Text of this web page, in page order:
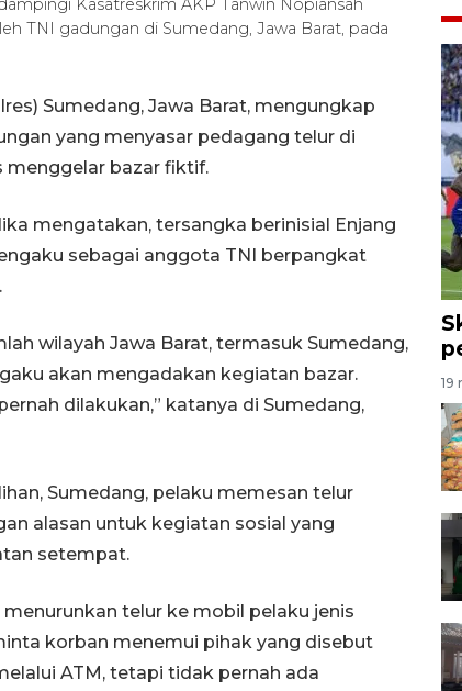
Kasatreskrim AKP Tanwin Nopiansah
TNI gadungan di Sumedang, Jawa Barat, pada
Sumedang, Jawa Barat, mengungkap
yang menyasar pedagang telur di
menggelar bazar fiktif.
mengatakan, tersangka berinisial Enjang
sebagai anggota TNI berpangkat
wilayah Jawa Barat, termasuk Sumedang,
akan mengadakan kegiatan bazar.
dilakukan,” katanya di Sumedang,
Sumedang, pelaku memesan telur
alasan untuk kegiatan sosial yang
setempat.
telur ke mobil pelaku jenis
korban menemui pihak yang disebut
ATM, tetapi tidak pernah ada
19